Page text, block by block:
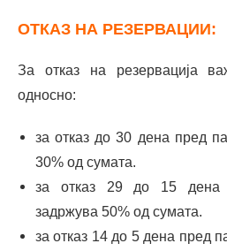
ОТКАЗ НА РЕЗЕРВАЦИИ:
За отказ на резервација
односно:
за отказ до 30 дена пред
30% од сумата.
за отказ 29 до 15 дена
задржува 50% од сумата.
за отказ 14 до 5 дена пред